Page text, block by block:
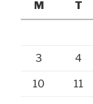
M
T
3 4
10 11